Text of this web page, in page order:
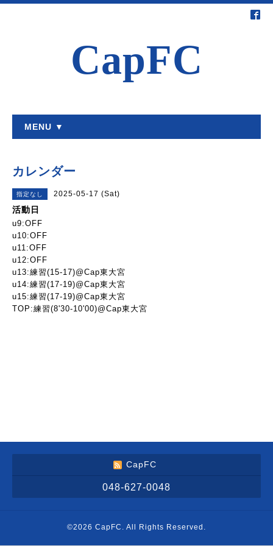
CapFC
MENU ▼
カレンダー
指定なし 2025-05-17 (Sat)
活動日
u9:OFF
u10:OFF
u11:OFF
u12:OFF
u13:練習(15-17)@Cap東大宮
u14:練習(17-19)@Cap東大宮
u15:練習(17-19)@Cap東大宮
TOP:練習(8'30-10'00)@Cap東大宮
CapFC
048-627-0048
©2026 CapFC . All Rights Reserved.